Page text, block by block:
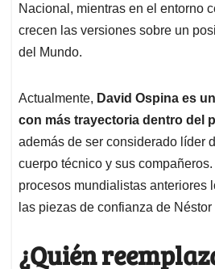
Nacional, mientras en el entorno
crecen las versiones sobre un
del Mundo.
Actualmente, David Ospina es
con más trayectoria dentro del
además de ser considerado líder
cuerpo técnico y sus
procesos mundialistas anteriores
las piezas de confianza de Néstor
¿Quién